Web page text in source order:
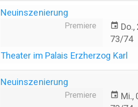
Neuinszenierung
Premiere event
73/74
Theater im Palais Erzherzog Karl
Neuinszenierung
Premiere event Mi.,